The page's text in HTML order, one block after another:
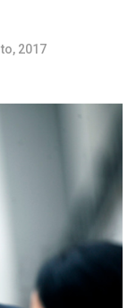
2017